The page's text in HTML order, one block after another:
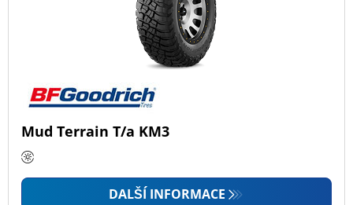
Mud Terrain T/a KM3
DALŠÍ INFORMACE